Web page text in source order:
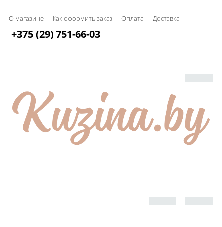
О магазине Как оформить заказ Оплата Доставка
+375 (29) 751-66-03